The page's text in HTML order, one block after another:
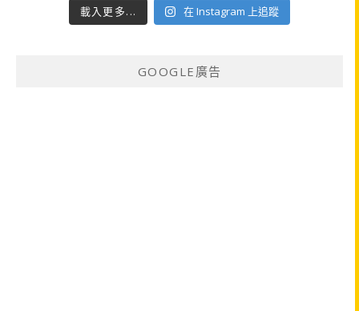
載入更多... 在 Instagram 上追蹤
GOOGLE廣告